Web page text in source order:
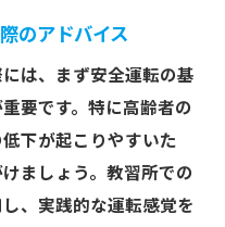
のアドバイス
は、まず安全運転の基
要です。特に高齢者の
下が起こりやすいた
ましょう。教習所での
、実践的な運転感覚を